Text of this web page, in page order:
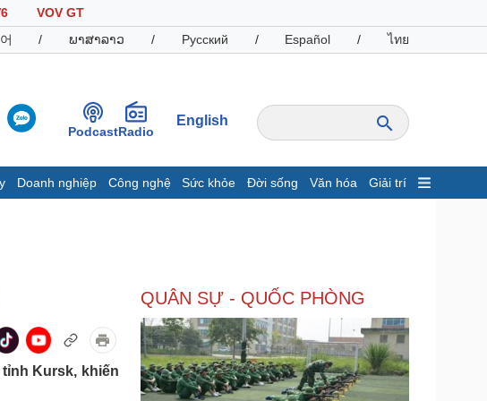
VOV GT
/ ພາສາລາວ / Русский / Español / ไทย
PodcastRadio
English
Doanh nghiệp Công nghệ Sức khỏe Đời sống Văn hóa Giải trí
Chứng khoán
Giá cà phê
Doanh nghiệp
Thông tin doanh nghiệp
Công nghệ
Sành điệu
Kursk, khiến
QUÂN SỰ - QUỐC PHÒNG